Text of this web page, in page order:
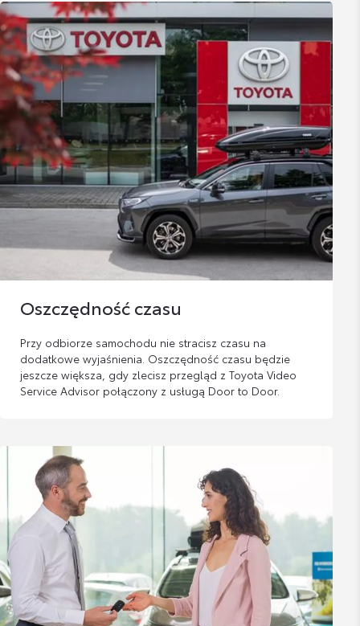
Oszczędność czasu
Przy odbiorze samochodu nie stracisz czasu na
dodatkowe wyjaśnienia. Oszczędność czasu będzie
jeszcze większa, gdy zlecisz przegląd z Toyota Video
Service Advisor połączony z usługą Door to Door.